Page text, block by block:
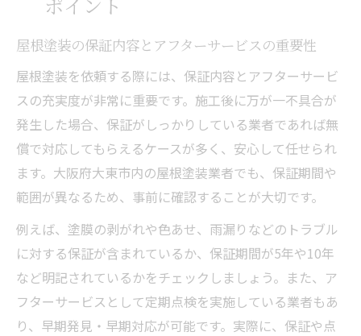
屋根塗装の保証内容とアフターサービスの重要性
屋根塗装を依頼する際には、保証内容とアフターサービ
スの充実度が非常に重要です。施工後に万が一不具合が
発生した場合、保証がしっかりしている業者であれば無
償で対応してもらえるケースが多く、安心して任せられ
ます。大阪府大東市内の屋根塗装業者でも、保証期間や
範囲が異なるため、事前に確認することが大切です。
例えば、塗膜の剥がれや色あせ、雨漏りなどのトラブル
に対する保証が含まれているか、保証期間が5年や10年
など明記されているかをチェックしましょう。また、ア
フターサービスとして定期点検を実施している業者もあ
り、早期発見・早期対応が可能です。実際に、保証や点